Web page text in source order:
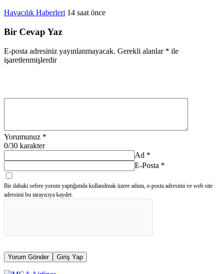
Havacılık Haberleri 14 saat önce
Bir Cevap Yaz
E-posta adresiniz yayınlanmayacak. Gerekli alanlar * ile
işaretlenmişlerdir
Yorumunuz *
0/30 karakter
Ad *
E-Posta *
Bir dahaki sefere yorum yaptığımda kullanılmak üzere adımı, e-posta adresimi ve web site
adresimi bu tarayıcıya kaydet.
Yorum Gönder Giriş Yap